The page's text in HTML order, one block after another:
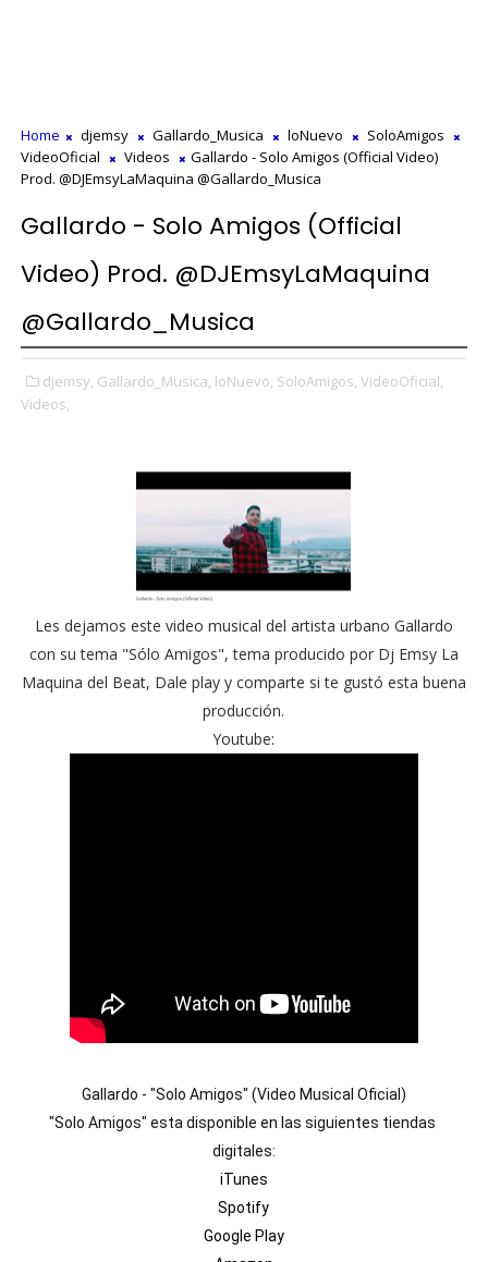
Home djemsy Gallardo_Musica loNuevo
SoloAmigos
VideoOficial
Videos
Gallardo - Solo Amigos (Official Video)
Prod. @DJEmsyLaMaquina @Gallardo_Musica
Gallardo - Solo Amigos (Official
Video) Prod. @DJEmsyLaMaquina
@Gallardo_Musica
djemsy, Gallardo_Musica, loNuevo, SoloAmigos, VideoOficial,
Videos,
Les dejamos este video musical del artista urbano Gallardo
con su tema "Sólo Amigos", tema producido por Dj Emsy La
Maquina del Beat, Dale play y comparte si te gustó esta buena
producción.
Youtube:
Gallardo - "Solo Amigos" (Video Musical Oficial)
"Solo Amigos" esta disponible en las siguientes tiendas
iTunes
Spotify
Google Play